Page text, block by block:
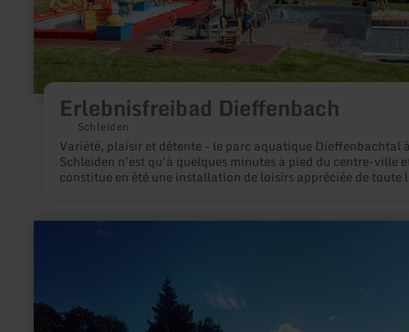
Erlebnisfreibad Dieffenbach
Schleiden
Variété, plaisir et détente - le parc aquatique Dieffenbachtal
Schleiden n'est qu'à quelques minutes à pied du centre-ville
constitue en été une installation de loisirs appréciée de toute
Piscine
plein